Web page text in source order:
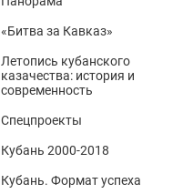
«Битва за Кавказ»
Летопись кубанского
казачества: история и
современность
Спецпроекты
Кубань 2000-2018
Кубань. Формат успеха